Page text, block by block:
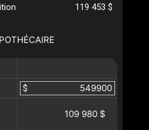
$
109 980 $
119 453 $